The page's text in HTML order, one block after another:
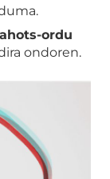
ordu
ondoren.